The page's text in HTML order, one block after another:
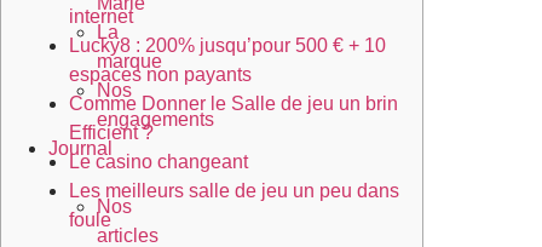
La
marque
Nos
engagements
Journal
Nos
articles
internet
Lucky8 : 200% jusqu’pour 500 € + 10
espaces non payants
Comme Donner le Salle de jeu un brin
Efficient ?
Le casino changeant
Les meilleurs salle de jeu un peu dans
foule